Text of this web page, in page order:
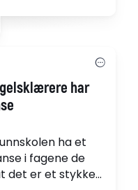
av det bli
Hans
har
ha et
i fagene de
det er et stykke